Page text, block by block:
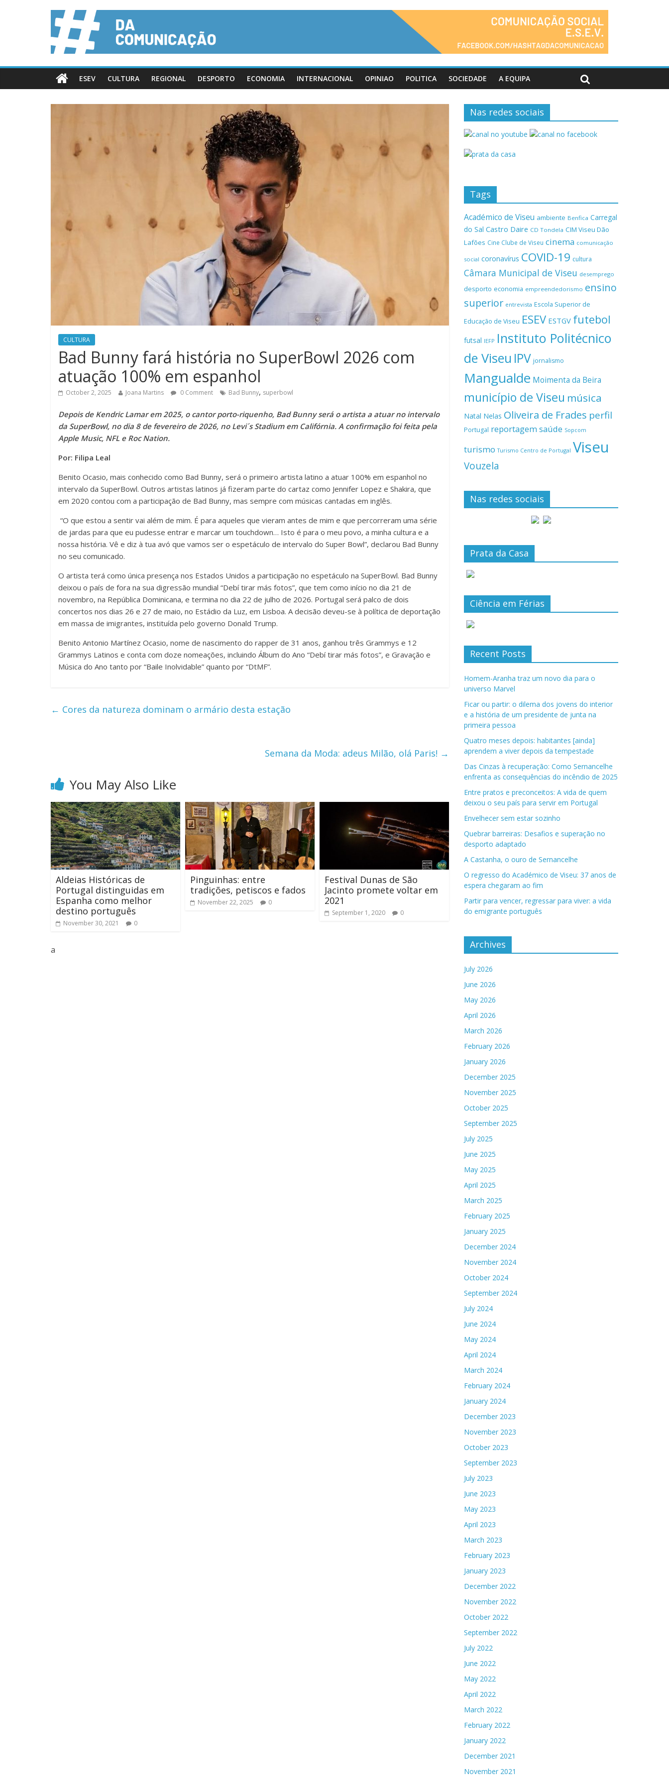
ESEV CULTURA REGIONAL DESPORTO ECONOMIA INTERNACIONAL OPINIAO POLITICA SOCIEDADE A EQUIPA
CULTURA
Bad Bunny fará história no SuperBowl 2026 com
atuação 100% em espanhol
October 2, 2025 Joana Martins 0 Comment Bad Bunny, superbowl
Depois de Kendric Lamar em 2025, o cantor porto-riquenho, Bad Bunny será o artista a atuar no intervalo
da SuperBowl, no dia 8 de fevereiro de 2026, no Levi´s Stadium em Califórnia. A confirmação foi feita pela
Apple Music, NFL e Roc Nation.
Por: Filipa Leal
Benito Ocasio, mais conhecido como Bad Bunny, será o primeiro artista latino a atuar 100% em espanhol no
intervalo da SuperBowl. Outros artistas latinos já fizeram parte do cartaz como Jennifer Lopez e Shakira, que
em 2020 contou com a participação de Bad Bunny, mas sempre com músicas cantadas em inglês.
“O que estou a sentir vai além de mim. É para aqueles que vieram antes de mim e que percorreram uma série
de jardas para que eu pudesse entrar e marcar um touchdown… Isto é para o meu povo, a minha cultura e a
nossa história. Vê e diz à tua avó que vamos ser o espetáculo de intervalo do Super Bowl”, declarou Bad Bunny
no seu comunicado.
O artista terá como única presença nos Estados Unidos a participação no espetáculo na SuperBowl. Bad Bunny
deixou o país de fora na sua digressão mundial “Debí tirar más fotos”, que tem como início no dia 21 de
novembro, na República Dominicana, e termina no dia 22 de julho de 2026. Portugal será palco de dois
concertos nos dias 26 e 27 de maio, no Estádio da Luz, em Lisboa. A decisão deveu-se à política de deportação
em massa de imigrantes, instituída pelo governo Donald Trump.
Benito Antonio Martínez Ocasio, nome de nascimento do rapper de 31 anos, ganhou três Grammys e 12
Grammys Latinos e conta com doze nomeações, incluindo Álbum do Ano “Debí tirar más fotos”, e Gravação e
Música do Ano tanto por “Baile Inolvidable” quanto por “DtMF”.
← Cores da natureza dominam o armário desta estação
Semana da Moda: adeus Milão, olá Paris! →
You May Also Like
Aldeias Históricas de
Portugal distinguidas em
Espanha como melhor
destino português
November 30, 2021 0
Pinguinhas: entre
tradições, petiscos e fados
November 22, 2025 0
Festival Dunas de São
Jacinto promete voltar em
2021
September 1, 2020 0
a
Nas redes sociais
Tags
Académico de Viseu ambiente Benfica Carregal
do Sal Castro Daire CD Tondela CIM Viseu Dão
Lafões Cine Clube de Viseu cinema comunicação
social coronavírus COVID-19 cultura
Câmara Municipal de Viseu desemprego
desporto economia empreendedorismo ensino
superior entrevista Escola Superior de
Educação de Viseu ESEV ESTGV futebol
futsal IEFP Instituto Politécnico
de Viseu IPV jornalismo
Mangualde Moimenta da Beira
município de Viseu música
Natal Nelas Oliveira de Frades perfil
Portugal reportagemsaúde Sopcom
turismo Turismo Centro de Portugal Viseu
Vouzela
Nas redes sociais
Prata da Casa
Ciência em Férias
Recent Posts
Homem-Aranha traz um novo dia para o
universo Marvel
Ficar ou partir: o dilema dos jovens do interior
e a história de um presidente de junta na
primeira pessoa
Quatro meses depois: habitantes [ainda]
aprendem a viver depois da tempestade
Das Cinzas à recuperação: Como Sernancelhe
enfrenta as consequências do incêndio de 2025
Entre pratos e preconceitos: A vida de quem
deixou o seu país para servir em Portugal
Envelhecer sem estar sozinho
Quebrar barreiras: Desafios e superação no
desporto adaptado
A Castanha, o ouro de Sernancelhe
O regresso do Académico de Viseu: 37 anos de
espera chegaram ao fim
Partir para vencer, regressar para viver: a vida
do emigrante português
Archives
July 2026
June 2026
May 2026
April 2026
March 2026
February 2026
January 2026
December 2025
November 2025
October 2025
September 2025
July 2025
June 2025
May 2025
April 2025
March 2025
February 2025
January 2025
December 2024
November 2024
October 2024
September 2024
July 2024
June 2024
May 2024
April 2024
March 2024
February 2024
January 2024
December 2023
November 2023
October 2023
September 2023
July 2023
June 2023
May 2023
April 2023
March 2023
February 2023
January 2023
December 2022
November 2022
October 2022
September 2022
July 2022
June 2022
May 2022
April 2022
March 2022
February 2022
January 2022
December 2021
November 2021